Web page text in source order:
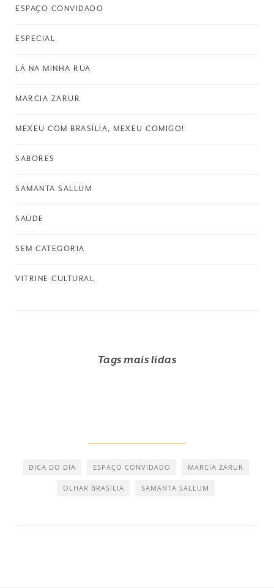
ESPAÇO CONVIDADO
ESPECIAL
LÁ NA MINHA RUA
MARCIA ZARUR
MEXEU COM BRASÍLIA, MEXEU COMIGO!
SABORES
SAMANTA SALLUM
SAÚDE
SEM CATEGORIA
VITRINE CULTURAL
Tags mais lidas
DICA DO DIA ESPAÇO CONVIDADO MARCIA ZARUR
OLHAR BRASILIA SAMANTA SALLUM